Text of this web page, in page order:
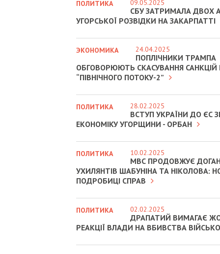
ПОЛИТИКА 09.05.2025
СБУ ЗАТРИМАЛА ДВОХ
УГОРСЬКОЇ РОЗВІДКИ НА ЗАКАРПАТТІ
ЭКОНОМИКА 24.04.2025
ПОПЛІЧНИКИ ТРАМПА
ОБГОВОРЮЮТЬ СКАСУВАННЯ САНКЦІЙ
“ПІВНІЧНОГО ПОТОКУ-2”
ПОЛИТИКА 28.02.2025
ВСТУП УКРАЇНИ ДО ЄС
ЕКОНОМІКУ УГОРЩИНИ - ОРБАН
ПОЛИТИКА 10.02.2025
МВС ПРОДОВЖУЄ
УХИЛЯНТІВ ШАБУНІНА ТА НІКОЛОВА:
ПОДРОБИЦІ СПРАВ
ПОЛИТИКА 02.02.2025
ДРАПАТИЙ ВИМАГАЄ
РЕАКЦІЇ ВЛАДИ НА ВБИВСТВА